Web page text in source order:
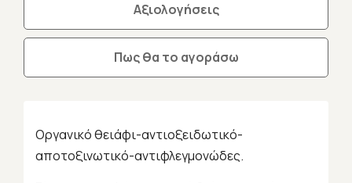
Αξιολογήσεις
Πως θα το αγοράσω
Οργανικό θειάφι-αντιοξειδωτικό-
αποτοξινωτικό-αντιφλεγμονώδες.